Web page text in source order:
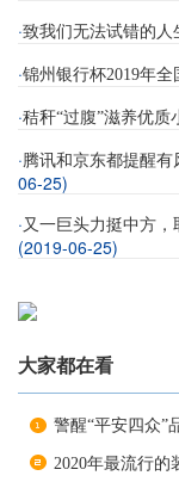
·致我们无法试错的人
·锦州银行杯2019年
·秸秆“过腹”滋养优质
·腾讯和京东都提醒
06-25)
· 又一巨头力挺中方，
(2019-06-25)
大家都在看
警醒“平安四众”
2020年最流行的